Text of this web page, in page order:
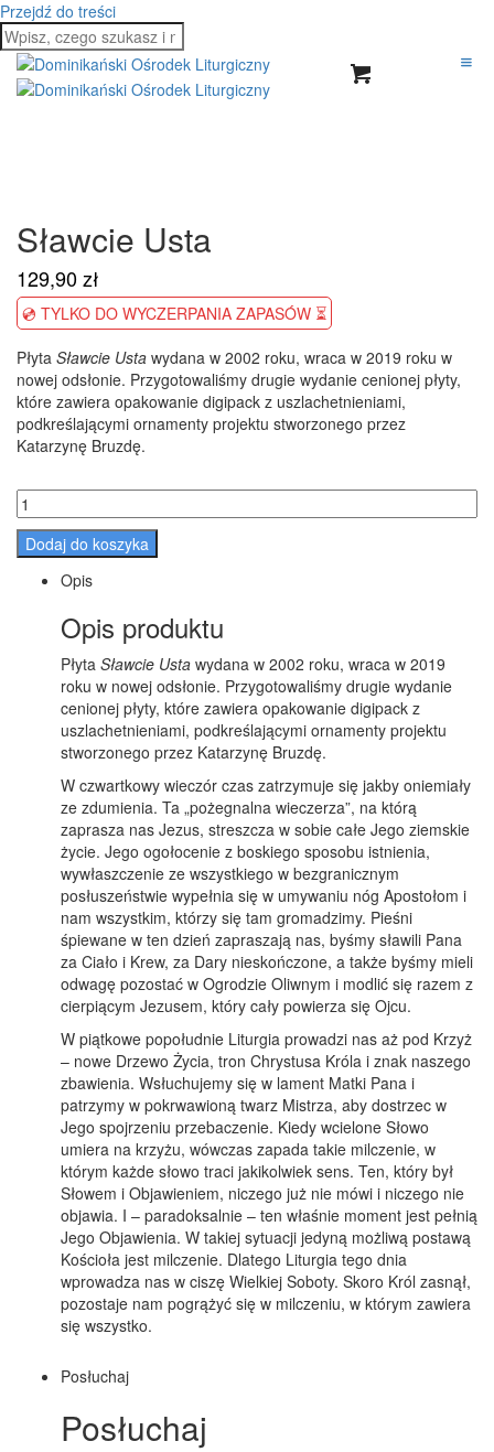
Przejdź do treści
Sławcie Usta
129,90zł
💿 TYLKO DO WYCZERPANIA ZAPASÓW ⏳
Płyta Sławcie Usta wydana w 2002 roku, wraca w 2019 roku w
nowej odsłonie. Przygotowaliśmy drugie wydanie cenionej płyty,
które zawiera opakowanie digipack z uszlachetnieniami,
podkreślającymi ornamenty projektu stworzonego przez
Katarzynę Bruzdę.
Dodaj do koszyka
Opis
Opis produktu
Płyta Sławcie Usta wydana w 2002 roku, wraca w 2019
roku w nowej odsłonie. Przygotowaliśmy drugie wydanie
cenionej płyty, które zawiera opakowanie digipack z
uszlachetnieniami, podkreślającymi ornamenty projektu
stworzonego przez Katarzynę Bruzdę.
W czwartkowy wieczór czas zatrzymuje się jakby oniemiały
ze zdumienia. Ta „pożegnalna wieczerza”, na którą
zaprasza nas Jezus, streszcza w sobie całe Jego ziemskie
życie. Jego ogołocenie z boskiego sposobu istnienia,
wywłaszczenie ze wszystkiego w bezgranicznym
posłuszeństwie wypełnia się w umywaniu nóg Apostołom i
nam wszystkim, którzy się tam gromadzimy. Pieśni
śpiewane w ten dzień zapraszają nas, byśmy sławili Pana
za Ciało i Krew, za Dary nieskończone, a także byśmy mieli
odwagę pozostać w Ogrodzie Oliwnym i modlić się razem z
cierpiącym Jezusem, który cały powierza się Ojcu.
W piątkowe popołudnie Liturgia prowadzi nas aż pod Krzyż
– nowe Drzewo Życia, tron Chrystusa Króla i znak naszego
zbawienia. Wsłuchujemy się w lament Matki Pana i
patrzymy w pokrwawioną twarz Mistrza, aby dostrzec w
Jego spojrzeniu przebaczenie. Kiedy wcielone Słowo
umiera na krzyżu, wówczas zapada takie milczenie, w
którym każde słowo traci jakikolwiek sens. Ten, który był
Słowem i Objawieniem, niczego już nie mówi i niczego nie
objawia. I – paradoksalnie – ten właśnie moment jest pełnią
Jego Objawienia. W takiej sytuacji jedyną możliwą postawą
Kościoła jest milczenie. Dlatego Liturgia tego dnia
wprowadza nas w ciszę Wielkiej Soboty. Skoro Król zasnął,
pozostaje nam pogrążyć się w milczeniu, w którym zawiera
się wszystko.
Posłuchaj
Posłuchaj